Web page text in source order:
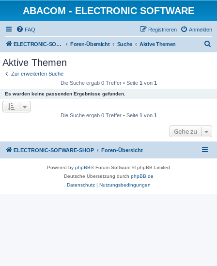
ABACOM - ELECTRONIC SOFTWARE
FAQ Anmelden
Registrieren
ELECTRONIC-SOFWARE-SHOP Foren-Übersicht Suche Aktive Themen
Aktive Themen
Zur erweiterten Suche
Die Suche ergab 0 Treffer • Seite 1 von 1
Es wurden keine passenden Ergebnisse gefunden.
Die Suche ergab 0 Treffer • Seite 1 von 1
Gehe zu
ELECTRONIC-SOFWARE-SHOP Foren-Übersicht
Powered by phpBB® Forum Software © phpBB Limited
Deutsche Übersetzung durch phpBB.de
Datenschutz| Nutzungsbedingungen